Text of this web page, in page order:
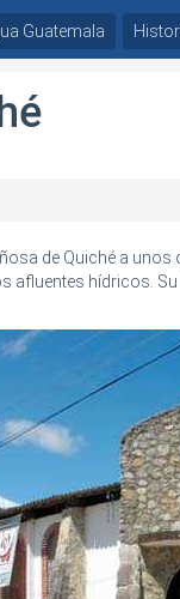
de Quiché a
hídricos.
Guatemala